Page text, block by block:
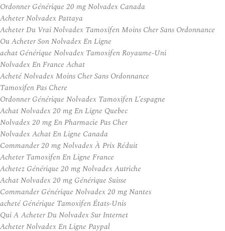
Ordonner Générique 20 mg Nolvadex Canada
Acheter Nolvadex Pattaya
Acheter Du Vrai Nolvadex Tamoxifen Moins Cher Sans Ordonnance
Ou Acheter Son Nolvadex En Ligne
achat Générique Nolvadex Tamoxifen Royaume-Uni
Nolvadex En France Achat
Acheté Nolvadex Moins Cher Sans Ordonnance
Tamoxifen Pas Chere
Ordonner Générique Nolvadex Tamoxifen L’espagne
Achat Nolvadex 20 mg En Ligne Quebec
Nolvadex 20 mg En Pharmacie Pas Cher
Nolvadex Achat En Ligne Canada
Commander 20 mg Nolvadex À Prix Réduit
Acheter Tamoxifen En Ligne France
Achetez Générique 20 mg Nolvadex Autriche
Achat Nolvadex 20 mg Générique Suisse
Commander Générique Nolvadex 20 mg Nantes
acheté Générique Tamoxifen États-Unis
Qui A Acheter Du Nolvadex Sur Internet
Acheter Nolvadex En Ligne Paypal